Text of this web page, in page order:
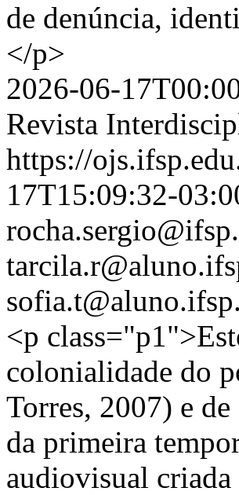
de denúncia,
</p>
2026-06-
Revista
https://
17T15:09:32-
<p
colonialidade do
Torres, 2007) e
da primeira
audiovisual